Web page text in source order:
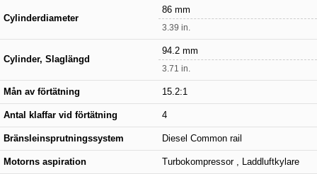
Cylinderdiameter
86 mm
3.39 in.
Cylinder, Slaglängd
94.2 mm
3.71 in.
Mån av förtätning 15.2:1
Antal klaffar vid förtätning 4
Bränsleinsprutningssystem Diesel Common rail
Motorns aspiration Turbokompressor , Laddluftkylare